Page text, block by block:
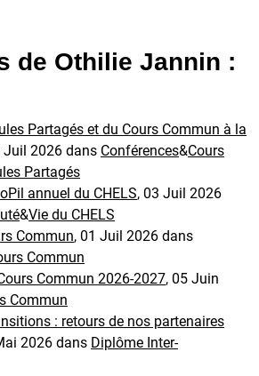
de Othilie Jannin :
Partagés et du Cours Commun à la
Juil 2026 dans Conférences&Cours
Partagés
annuel du CHELS, 03 Juil 2026
&Vie du CHELS
Commun, 01 Juil 2026 dans
Commun
Commun 2026-2027, 05 Juin
Commun
: retours de nos partenaires
2026 dans Diplôme Inter-